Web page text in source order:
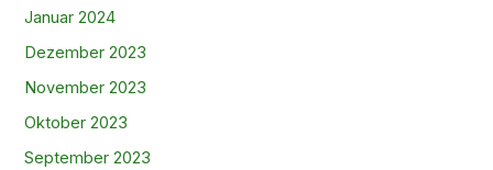
Januar 2024
Dezember 2023
November 2023
Oktober 2023
September 2023